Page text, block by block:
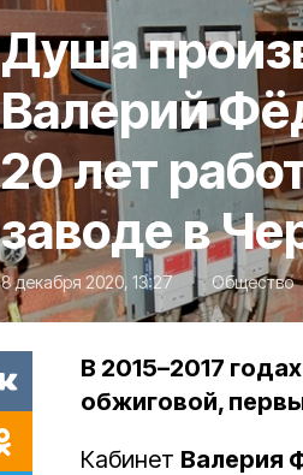
Душа
Валерий
20 лет
заводе в
8 декабря 2020, 13:27 Общество
В 2015–2017
обжиговой,
Кабинет Валерия